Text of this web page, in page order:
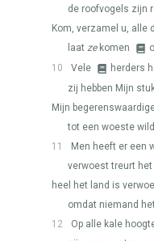
de roofvogels zijn
Kom, verzamel u, alle
laat zekomen
10
Vele
herders
zij hebben Mijn
Mijn
tot een woeste
11
Men heeft er een
verwoest treurt het
heel het land is
omdat niemand
12
Op alle kale